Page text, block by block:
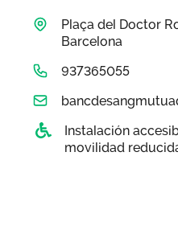
Perspectivas
Vídeos
Documentos
Área
Plaça del Doctor
Barcelona
937365055
Instalación
movilidad